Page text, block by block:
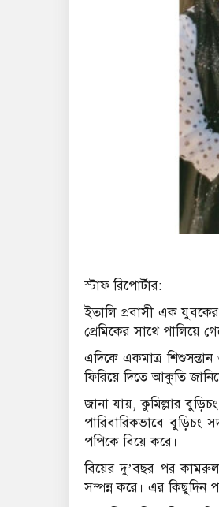
স্টাফ রিপোর্টার:
ইতালি প্রবাসী এক
প্রেমিকের সাথে পালিয়ে
এদিকে একমাত্র
ফিরিয়ে দিতে আকুতি
জানা যায়, কুমিল্লার
পারিবারিকভাবে বুড়িচং
পপিকে বিয়ে করে।
বিয়ের দু’বছর পর কামরুল
সম্পন্ন করে। এর কিছুদিন